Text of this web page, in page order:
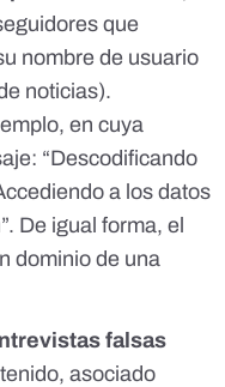
que
nombre de usuario
noticias).
en cuya
“Descodificando
a los datos
De igual forma, el
dominio de una
falsas
asociado